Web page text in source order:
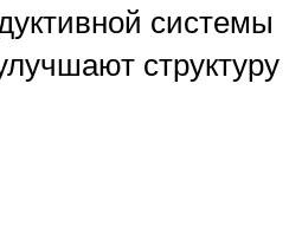
системы
структуру